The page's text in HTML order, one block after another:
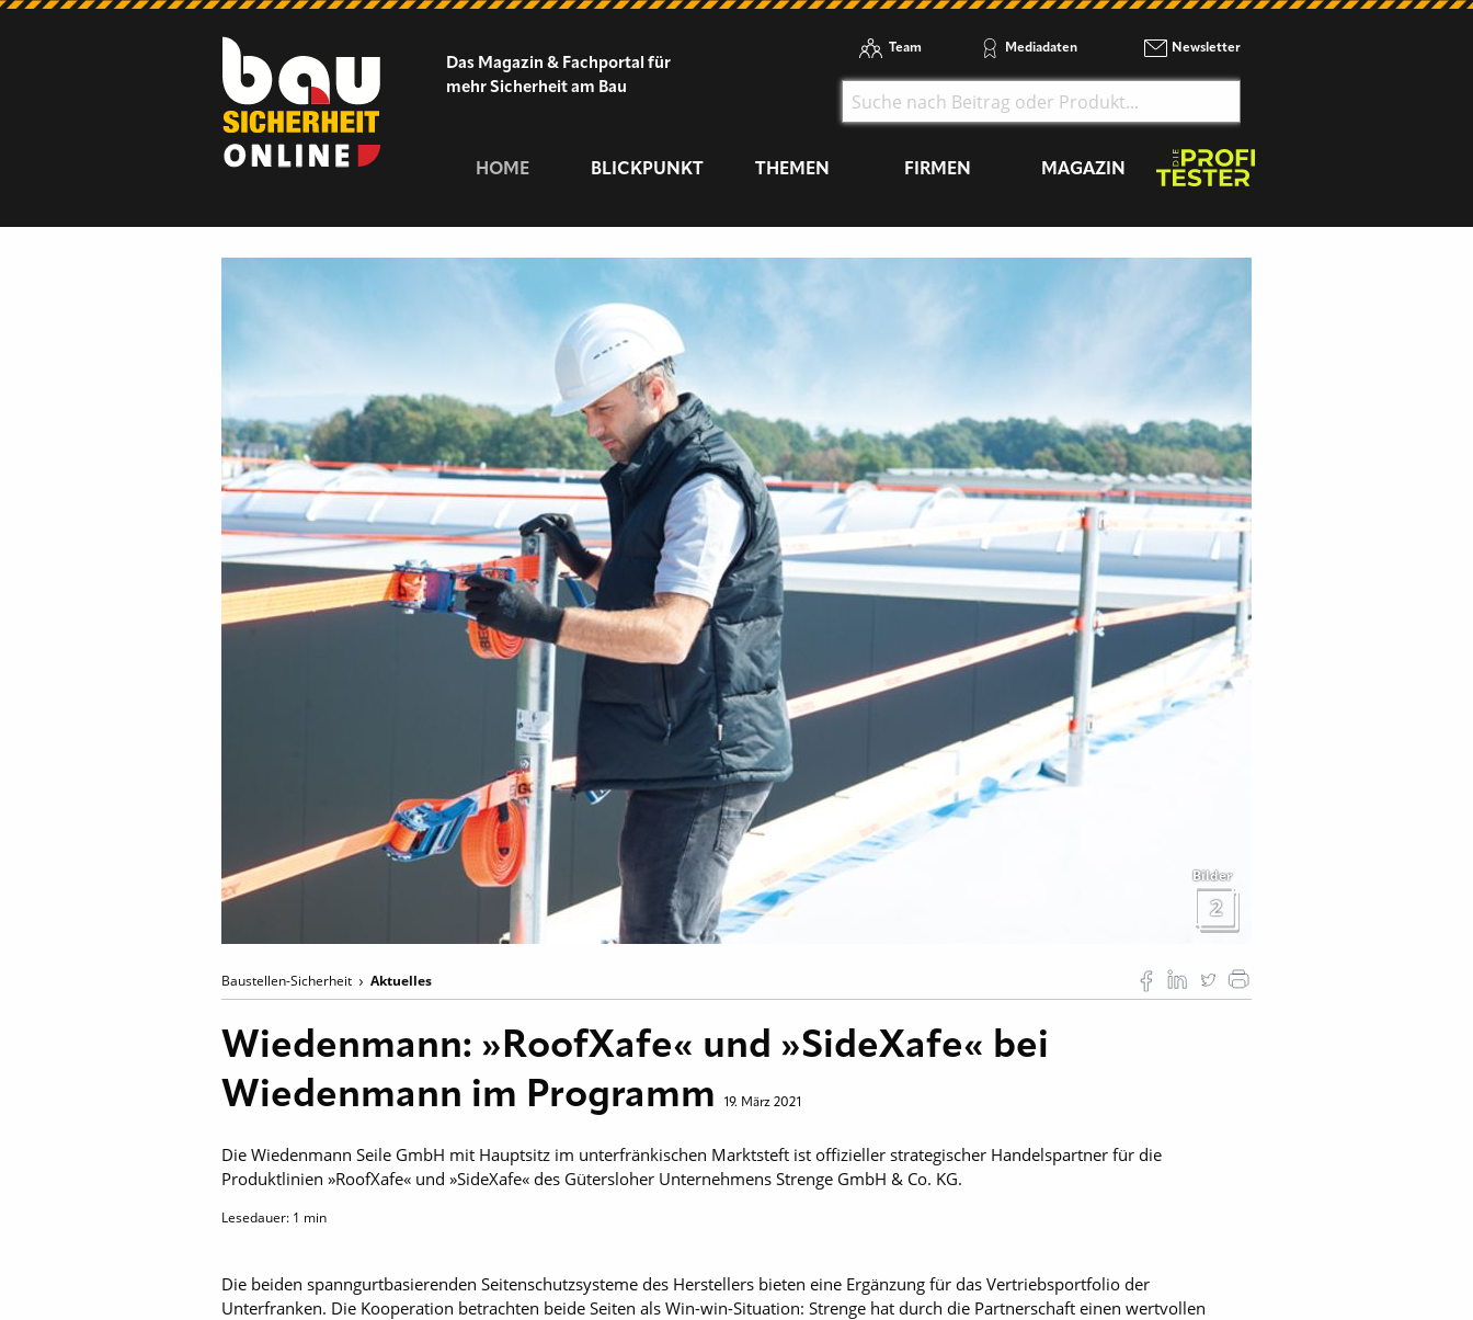
Das Magazin & Fachportal für
mehr Sicherheit am Bau
Team Mediadaten Newsletter
HOME BLICKPUNKT THEMEN FIRMEN MAGAZIN
Bilder
2
Baustellen-Sicherheit Aktuelles
Wiedenmann: »RoofXafe« und »SideXafe« bei
Wiedenmann im Programm
19. März 2021
Die Wiedenmann Seile GmbH mit Hauptsitz im unterfränkischen Marktsteft ist offizieller strategischer Handelspartner für die
Produktlinien »RoofXafe« und »SideXafe« des Gütersloher Unternehmens Strenge GmbH & Co. KG.
Lesedauer: 1 min
Die beiden spanngurtbasierenden Seitenschutzsysteme des Herstellers bieten eine Ergänzung für das Vertriebsportfolio der
Unterfranken. Die Kooperation betrachten beide Seiten als Win-win-Situation: Strenge hat durch die Partnerschaft einen wertvollen